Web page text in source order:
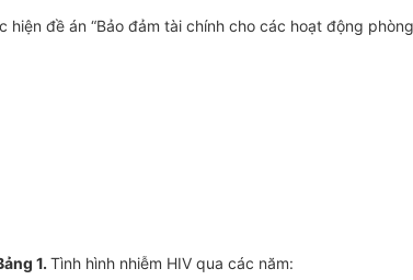
đề án “Bảo đảm tài chính cho các hoạt động
1. Tình hình nhiễm HIV qua các năm: